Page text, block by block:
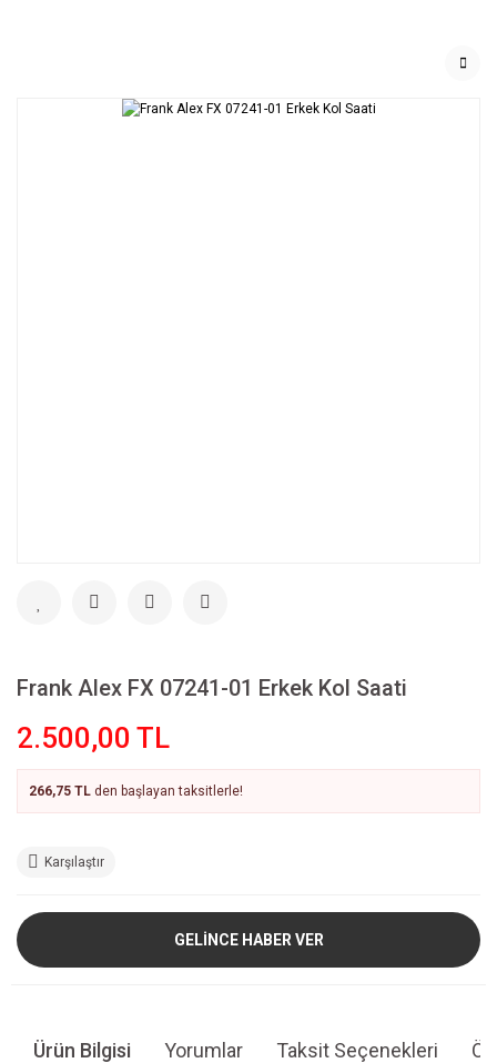
Frank Alex FX 07241-01 Erkek Kol Saati
2.500,00 TL
266,75 TL den başlayan taksitlerle!
Karşılaştır
GELİNCE HABER VER
Ürün Bilgisi Yorumlar Taksit Seçenekleri